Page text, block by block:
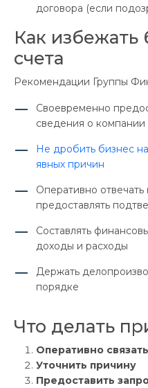
договора (если
Как избежать
счета
Рекомендации Группы
Своевременно
сведения о
Не дробить бизнес
явных причин
Оперативно
предоставлять
Составлять
доходы и расходы
Держать
порядке
Что делать
Оперативно
Уточнить причину
Предоставить